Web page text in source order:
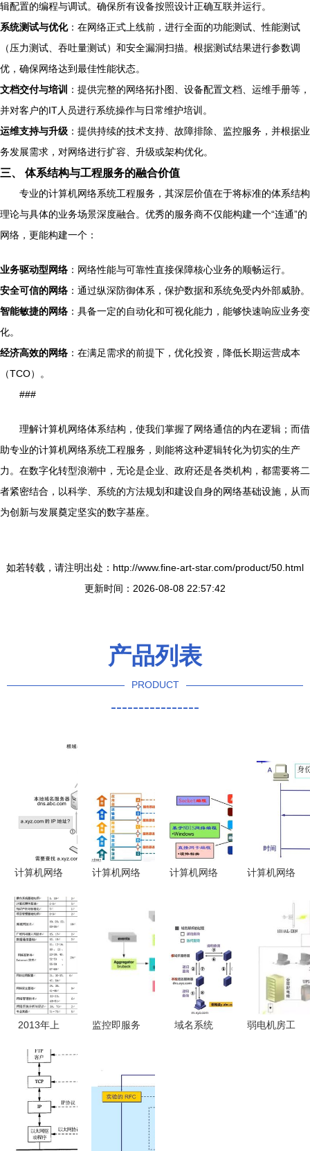
辑配置的编程与调试。确保所有设备按照设计正确互联并运行。
系统测试与优化：在网络正式上线前，进行全面的功能测试、性能测试
（压力测试、吞吐量测试）和安全漏洞扫描。根据测试结果进行参数调
优，确保网络达到最佳性能状态。
文档交付与培训
：提供完整的网络拓扑图、设备配置文档、运维手册等，
并对客户的IT人员进行系统操作与日常维护培训。
运维支持与升级 ：提供持续的技术支持、故障排除、监控服务，并根据业
务发展需求，对网络进行扩容、升级或架构优化。
三、 体系结构与工程服务的融合价值
专业的计算机网络系统工程服务，其深层价值在于将标准的体系结构
理论与具体的业务场景深度融合。优秀的服务商不仅能构建一个“连通”的
网络，更能构建一个：
业务驱动型网络 ：网络性能与可靠性直接保障核心业务的顺畅运行。
安全可信的网络 ：通过纵深防御体系，保护数据和系统免受内外部威胁。
智能敏捷的网络 ：具备一定的自动化和可视化能力，能够快速响应业务变
化。
经济高效的网络 ：在满足需求的前提下，优化投资，降低长期运营成本
（TCO）。
###
理解计算机网络体系结构，使我们掌握了网络通信的内在逻辑；而借
助专业的计算机网络系统工程服务，则能将这种逻辑转化为切实的生产
力。在数字化转型浪潮中，无论是企业、政府还是各类机构，都需要将二
者紧密结合，以科学、系统的方法规划和建设自身的网络基础设施，从而
为创新与发展奠定坚实的数字基座。
如若转载，请注明出处：http://www.fine-art-star.com/product/50.html
更新时间：2026-08-08 22:57:42
产品列表
PRODUCT
----------------
计算机网络
析过程与系
统工程服务
解析
计算机网络
性服务解析
计算机网络
程与计算机
网络系统工
程服务
计算机网络
安全 系统
工程服务的
核心挑战
2013年上
程师考试考
题分析
监控即服务
化系统互联
域名系统
弱电机房工